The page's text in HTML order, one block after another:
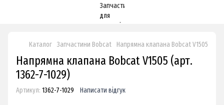
Каталог Запчастини Bobcat Напрямна клапана Bobcat V1505
Напрямна клапана Bobcat V1505 (арт.
1362-7-1029)
Артикул: 1362-7-1029 Написати відгук